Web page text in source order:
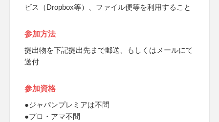
ビス（Dropbox等）、ファイル便等を利用すること
参加方法
提出物を下記提出先まで郵送、もしくはメールにて
送付
参加資格
●ジャパンプレミアは不問
●プロ・アマ不問